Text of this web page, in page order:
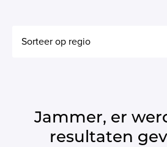
Sorteer op regio
Jammer, er
resultaten